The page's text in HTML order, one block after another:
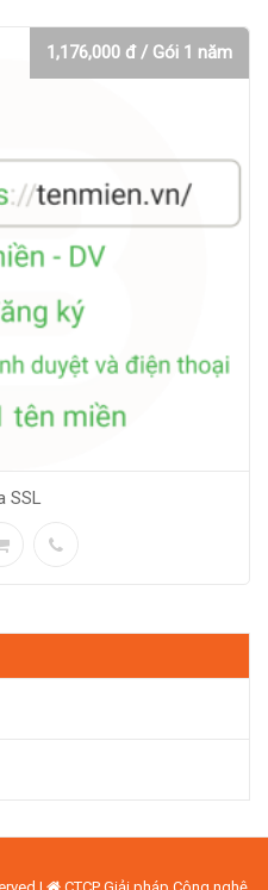
1,176,000 đ / Gói 1 năm
SSL